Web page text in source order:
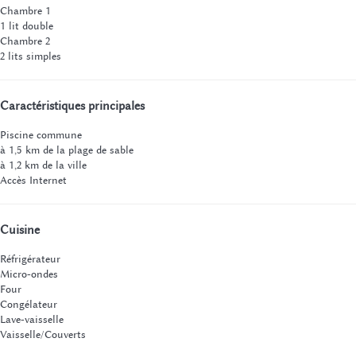
Chambre 1
1 lit double
Chambre 2
2 lits simples
Caractéristiques principales
Piscine commune
à 1,5 km de la plage de sable
à 1,2 km de la ville
Accès Internet
Cuisine
Réfrigérateur
Micro-ondes
Four
Congélateur
Lave-vaisselle
Vaisselle/Couverts